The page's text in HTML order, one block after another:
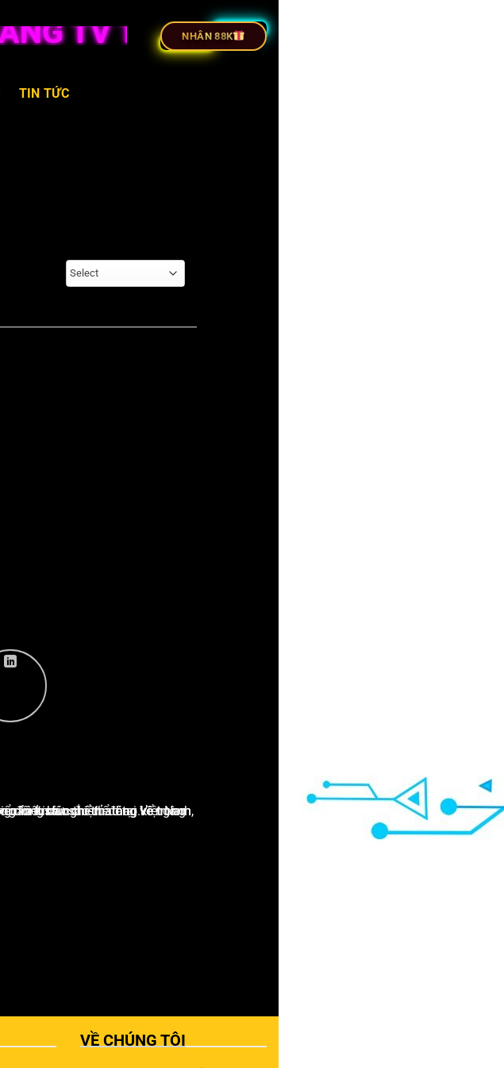
TV TRỰC TIẾP BÓNG ĐÁ
NHÂN 88K
TIN TỨC
Select
biết sâu sắc của ông về ngành này đã giúp ông xây dựng uy tín và danh tiếng trong cộng đồng báo chí thể thao.
VỀ CHÚNG TÔI